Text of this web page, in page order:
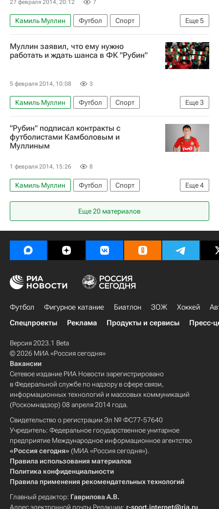
27 февраля 2014, 20:12 7
Еще5
Камиль Муллин Футбол
Спорт
Мультимедийный спортивный пакет
Лига Европы УЕФА 2026-2027
Бетис
Муллин заявил, что ему нужно
работать и ждать шанса в ФК "Рубин"
5 февраля 2014, 10:08 3
Еще3
Камиль Муллин Футбол
Спорт
Мультимедийный спортивный пакет
РПЛ 2026-2027 (Чемпионат России по футболу)
Рубин
"Рубин" подписал контракты с
футболистами Камболовым и
Муллиным
1 февраля 2014, 15:26 8
Еще4
Камиль Муллин Футбол
Спорт
Мультимедийный спортивный пакет
Зимнее трансферное окно в РФПЛ
Рубин
Руслан Камболов
Еще 20 материалов
Футбол Фигурное катание Биатлон ЗОЖ Хоккей
Спецпроекты
Реклама Продукты и сервисы Пресс-
Версия 2023.1 Beta
© 2026 МИА «Россия сегодня»
Вакансии
Сетевое издание РИА Новости зарегистрировано
в Федеральной службе по надзору в сфере связи,
информационных технологий и массовых коммуникаций
(Роскомнадзор) 08 апреля 2014 года.
Свидетельство о регистрации Эл № ФС77-57640
Учредитель: Федеральное государственное унитарное
предприятие Международное информационное агентство
«Россия сегодня» (МИА «Россия сегодня»).
Правила использования материалов
Политика конфиденциальности
Правила применения рекомендательных технологий
Главный редактор: Гаврилова А.В.
Адрес электронной почты Редакции: r-sport.internet@ria.ru